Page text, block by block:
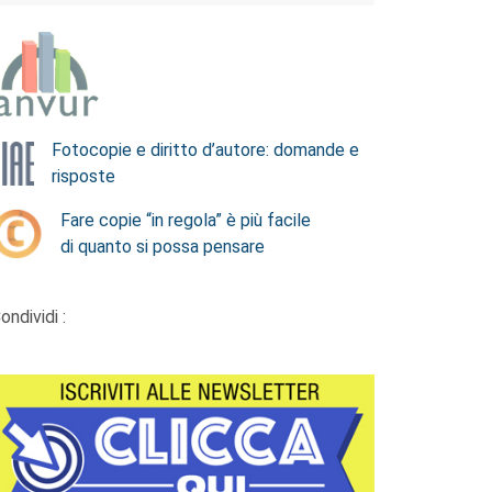
Fotocopie e diritto d’autore: domande e
risposte
Fare copie “in regola” è più facile
di quanto si possa pensare
: